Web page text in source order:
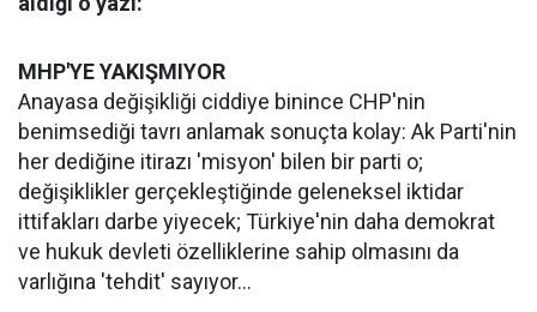
MHP'YE YAKIŞMIYOR
Anayasa değişikliği ciddiye binince CHP'nin
benimsediği tavrı anlamak sonuçta kolay: Ak Parti'nin
her dediğine itirazı 'misyon' bilen bir parti o;
değişiklikler gerçekleştiğinde geleneksel iktidar
ittifakları darbe yiyecek; Türkiye'nin daha demokrat
ve hukuk devleti özelliklerine sahip olmasını da
varlığına 'tehdit' sayıyor...